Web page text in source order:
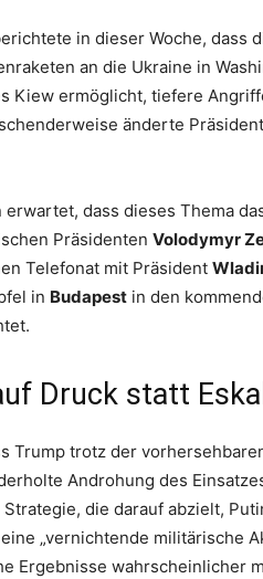
in dieser Woche, dass
an die Ukraine in
Kiew ermöglicht, tiefere
änderte
dass dieses Thema
Präsidenten Volodymyr
Telefonat mit Präsident
in Budapest in den
Druck statt
Trump trotz der
Androhung des
die darauf abzielt,
„vernichtende militärische
Ergebnisse wahrscheinlicher